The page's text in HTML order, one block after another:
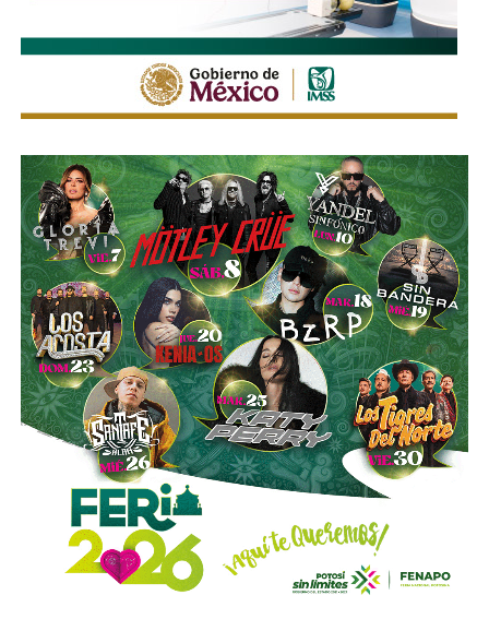
Respecto a la llegada de nuevas plataformas digitales al
estado, Martínez Acosta consideró que la
competencia representa una oportunidad para
mejorar la calidad del servicio de transporte.
“Hoy el gremio del taxismo entiende que la competencia
es buena. Ellos estarán tratando de mejorar y brindar un
mejor servicio, mientras que la ciudadanía podrá elegir la
opción que considere más conveniente”, comentó.
La titular de la SCT reiteró que, mientras Uber no complete
el procedimiento administrativo y cumpla con las
obligaciones previstas en la ley, la plataforma no podrá
prestar el servicio de transporte en San Luis Potosí.
También lee:Ya es oficial: MiTaxi será la plataforma oficial
de transporte de la Fenapo 2026